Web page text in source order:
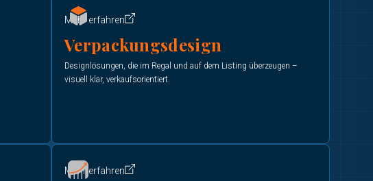
Verpackungsdesign
Designlösungen, die im Regal und auf dem Listing überzeugen –
visuell klar, verkaufsorientiert.
Mehr erfahren
Mehr erfahren